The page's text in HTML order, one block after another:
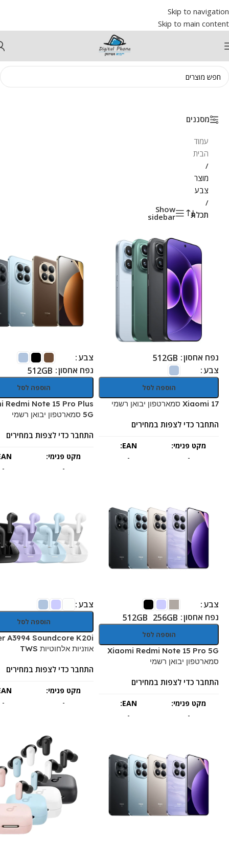
Skip to navigation
Skip to main content
מסננים
עמוד
הבית
/
מוצר
צבע
/
תכלת
Show
sidebar
נפח אחסון 512GB
צבע
הוספה לסל
Xiaomi 17 סמארטפון יבואן רשמי
התחבר כדי לצפות במחירים
מקט פנימי:
-
EAN:
-
צבע
נפח אחסון 512GB
הוספה לסל
Redmi Note 15 Pro Plus
5G סמארטפון יבואן רשמי
התחבר כדי לצפות במחירים
מקט פנימי:
-
-
צבע
נפח אחסון 256GB
512GB
הוספה לסל
Xiaomi Redmi Note 15 Pro 5G
סמארטפון יבואן רשמי
התחבר כדי לצפות במחירים
מקט פנימי:
-
EAN:
-
צבע
הוספה לסל
A3994 Soundcore K20i
אוזניות אלחוטיות TWS
התחבר כדי לצפות במחירים
מקט פנימי:
-
-